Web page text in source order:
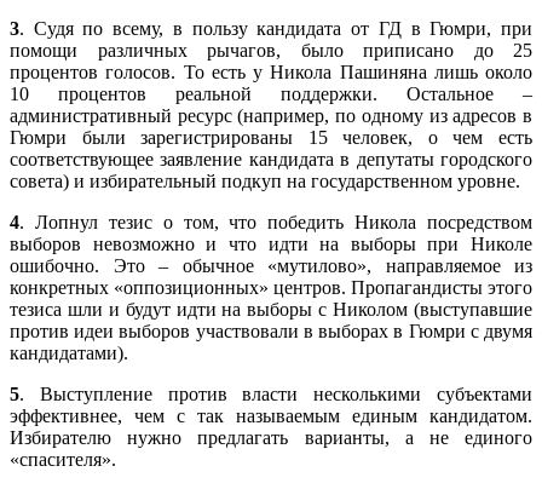
3. Судя по всему, в пользу кандидата от ГД в Гюмри, при
помощи различных рычагов, было приписано до 25
процентов голосов. То есть у Никола Пашиняна лишь около
10 процентов реальной поддержки. Остальное –
административный ресурс (например, по одному из адресов в
Гюмри были зарегистрированы 15 человек, о чем есть
соответствующее заявление кандидата в депутаты городского
совета) и избирательный подкуп на государственном уровне.
4. Лопнул тезис о том, что победить Никола посредством
выборов невозможно и что идти на выборы при Николе
ошибочно. Это – обычное «мутилово», направляемое из
конкретных «оппозиционных» центров. Пропагандисты этого
тезиса шли и будут идти на выборы с Николом (выступавшие
против идеи выборов участвовали в выборах в Гюмри с двумя
кандидатами).
5. Выступление против власти несколькими субъектами
эффективнее, чем с так называемым единым кандидатом.
Избирателю нужно предлагать варианты, а не единого
«спасителя».